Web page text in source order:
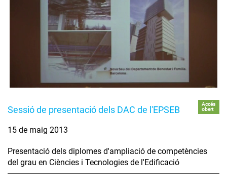
Sessió de presentació dels DAC de l'EPSEB
Accés
obert
15 de maig 2013
Presentació dels diplomes d'ampliació de competències
del grau en Ciències i Tecnologies de l'Edificació